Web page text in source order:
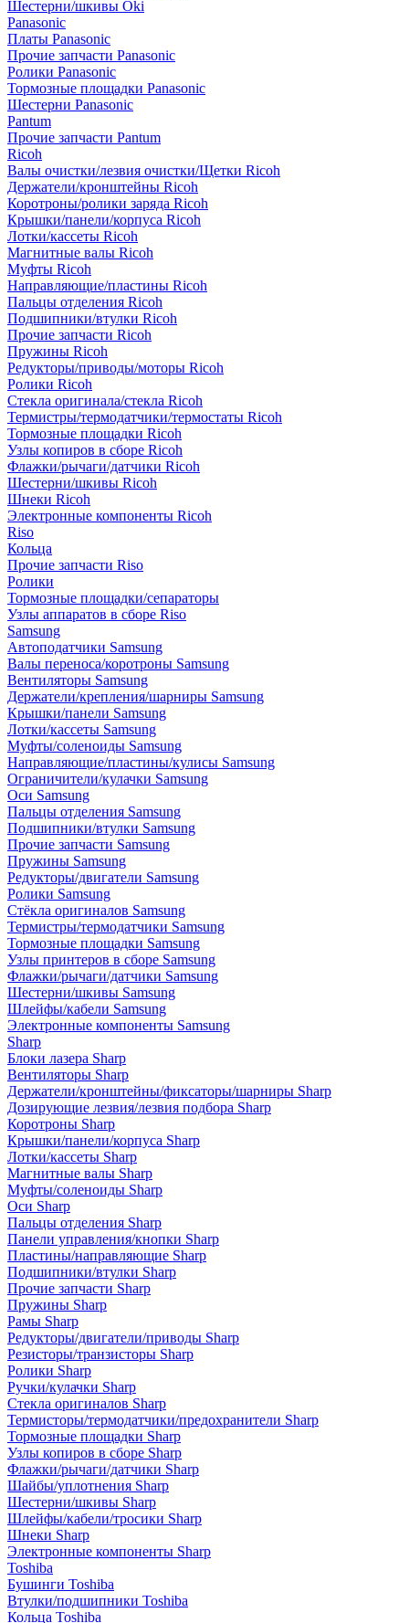
Шестерни/шкивы Oki
Panasonic
Платы Panasonic
Прочие запчасти Panasonic
Ролики Panasonic
Тормозные площадки Panasonic
Шестерни Panasonic
Pantum
Прочие запчасти Pantum
Ricoh
Валы очистки/лезвия очистки/Щетки Ricoh
Держатели/кронштейны Ricoh
Коротроны/ролики заряда Ricoh
Крышки/панели/корпуса Ricoh
Лотки/кассеты Ricoh
Магнитные валы Ricoh
Муфты Ricoh
Направляющие/пластины Ricoh
Пальцы отделения Ricoh
Подшипники/втулки Ricoh
Прочие запчасти Ricoh
Пружины Ricoh
Редукторы/приводы/моторы Ricoh
Ролики Ricoh
Стекла оригинала/стекла Ricoh
Термистры/термодатчики/термостаты Ricoh
Тормозные площадки Ricoh
Узлы копиров в сборе Ricoh
Флажки/рычаги/датчики Ricoh
Шестерни/шкивы Ricoh
Шнеки Ricoh
Электронные компоненты Ricoh
Riso
Кольца
Прочие запчасти Riso
Ролики
Тормозные площадки/сепараторы
Узлы аппаратов в сборе Riso
Samsung
Автоподатчики Samsung
Валы переноса/коротроны Samsung
Вентиляторы Samsung
Держатели/крепления/шарниры Samsung
Крышки/панели Samsung
Лотки/кассеты Samsung
Муфты/соленоиды Samsung
Направляющие/пластины/кулисы Samsung
Ограничители/кулачки Samsung
Оси Samsung
Пальцы отделения Samsung
Подшипники/втулки Samsung
Прочие запчасти Samsung
Пружины Samsung
Редукторы/двигатели Samsung
Ролики Samsung
Стёкла оригиналов Samsung
Термистры/термодатчики Samsung
Тормозные площадки Samsung
Узлы принтеров в сборе Samsung
Флажки/рычаги/датчики Samsung
Шестерни/шкивы Samsung
Шлейфы/кабели Samsung
Электронные компоненты Samsung
Sharp
Блоки лазера Sharp
Вентиляторы Sharp
Держатели/кронштейны/фиксаторы/шарниры Sharp
Дозирующие лезвия/лезвия подбора Sharp
Коротроны Sharp
Крышки/панели/корпуса Sharp
Лотки/кассеты Sharp
Магнитные валы Sharp
Муфты/соленоиды Sharp
Оси Sharp
Пальцы отделения Sharp
Панели управления/кнопки Sharp
Пластины/направляющие Sharp
Подшипники/втулки Sharp
Прочие запчасти Sharp
Пружины Sharp
Рамы Sharp
Редукторы/двигатели/приводы Sharp
Резисторы/транзисторы Sharp
Ролики Sharp
Ручки/кулачки Sharp
Стекла оригиналов Sharp
Термисторы/термодатчики/предохранители Sharp
Тормозные площадки Sharp
Узлы копиров в сборе Sharp
Флажки/рычаги/датчики Sharp
Шайбы/уплотнения Sharp
Шестерни/шкивы Sharp
Шлейфы/кабели/тросики Sharp
Шнеки Sharp
Электронные компоненты Sharp
Toshiba
Бушинги Toshiba
Втулки/подшипники Toshiba
Кольца Toshiba